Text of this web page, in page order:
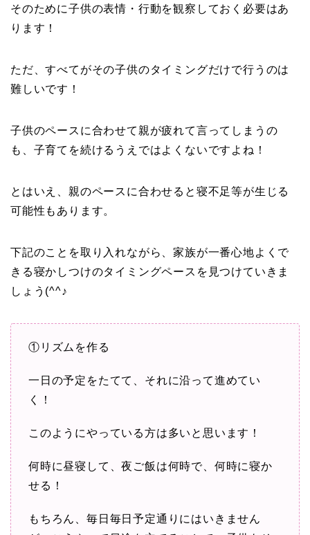
そのために子供の表情・行動を観察しておく必要はあ
ります！
ただ、すべてがその子供のタイミングだけで行うのは
難しいです！
子供のペースに合わせて親が疲れて言ってしまうの
も、子育てを続けるうえではよくないですよね！
とはいえ、親のペースに合わせると寝不足等が生じる
可能性もあります。
下記のことを取り入れながら、家族が一番心地よくで
きる寝かしつけのタイミングペースを見つけていきま
しょう(^^♪
①リズムを作る
一日の予定をたてて、それに沿って進めてい
く！
このようにやっている方は多いと思います！
何時に昼寝して、夜ご飯は何時で、何時に寝か
せる！
もちろん、毎日毎日予定通りにはいきません